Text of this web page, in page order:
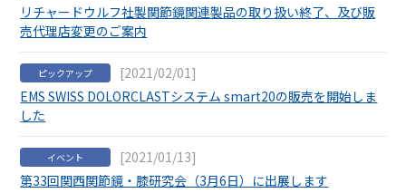
リチャードウルフ社製関節鏡関連製品の取り扱い終了、及び販
売代理店変更のご案内
ピックアップ
[2021/02/01]
EMS SWISS DOLORCLASTシステム smart20の販売を開始しま
した
イベント
[2021/01/13]
第33回関西関節鏡・膝研究会（3月6日）に出展します